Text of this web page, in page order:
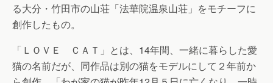
る大分・竹田市の山荘「法華院温泉山荘」をモチーフに
創作したもの。
「ＬＯＶＥ ＣＡＴ」とは、14年間、一緒に暮らした愛
猫の名前だが、同作品は別の猫をモデルにして２年前か